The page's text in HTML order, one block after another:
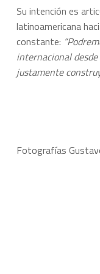
Su intención es
latinoamericana
constante:
internacional
justamente
Fotografías